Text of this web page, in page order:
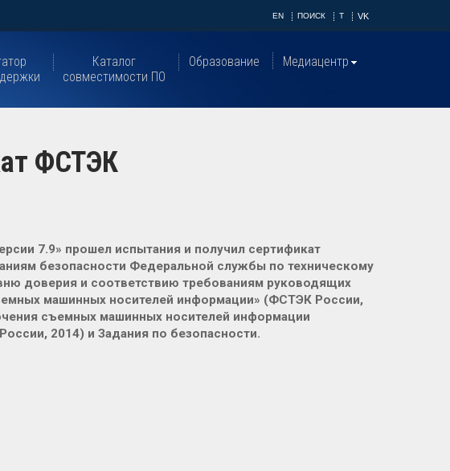
EN ПОИСК T VK
Каталог
совместимости ПО
Образование Медиацентр
ФСТЭК
7.9» прошел испытания и получил сертификат
безопасности Федеральной службы по техническому
доверия и соответствию требованиям руководящих
машинных носителей информации» (ФСТЭК России,
съемных машинных носителей информации
2014) и Задания по безопасности.